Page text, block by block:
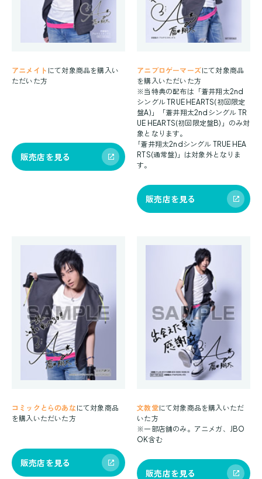
アニメイト にて対象商品を購入い
ただいた方
販売店を見る
アニブロゲーマーズにて対象商品
を購入いただいた方
※当特典の配布は「蒼井翔太2nd
シングル TRUE HEARTS(初回限定
盤A)」「蒼井翔太2ndシングル TR
UE HEARTS(初回限定盤B)」のみ対
象となります。
｢蒼井翔太2ndシングル TRUE HEA
RTS(通常盤)」は対象外となりま
す。
販売店を見る
コミックとらのあな にて対象商品
を購入いただいた方
販売店を見る
文教堂にて対象商品を購入いただ
いた方
※一部店舗のみ。アニメガ、JBO
OK含む
販売店を見る